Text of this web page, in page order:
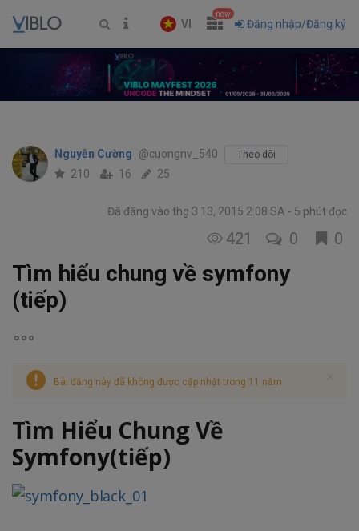
VI
new
Đăng nhập/Đăng ký
Nguyễn Cường @cuongnv_540 Theo dõi
210 16 25
Đã đăng vào thg 3 13, 2015 2:08 SA 5 phút đọc
421 0 0
Tìm hiểu chung về symfony
(tiếp)
Bài đăng này đã không được cập nhật trong 11 năm
Tìm Hiểu Chung Về
Symfony(tiếp)